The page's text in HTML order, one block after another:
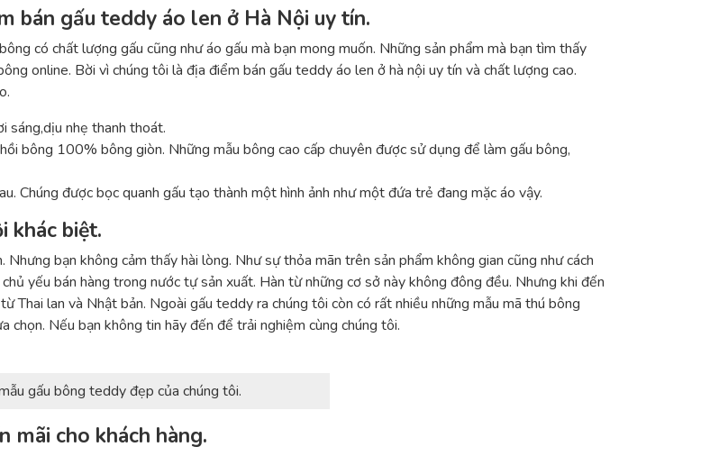
bán gấu teddy áo len ở Hà Nội uy tín.
có chất lượng gấu cũng như áo gấu mà bạn mong muốn. Những sản phẩm mà bạn tìm thấy
online. Bời vì chúng tôi là địa điểm bán gấu teddy áo len ở hà nội uy tín và chất lượng cao.
sáng,dịu nhẹ thanh thoát.
bông 100% bông giòn. Những mẫu bông cao cấp chuyên được sử dụng để làm gấu bông,
Chúng được bọc quanh gấu tạo thành một hình ảnh như một đứa trẻ đang mặc áo vậy.
khác biệt.
bạn không cảm thấy hài lòng. Như sự thỏa mãn trên sản phẩm không gian cũng như cách
yếu bán hàng trong nước tự sản xuất. Hàn từ những cơ sở này không đông đều. Nhưng khi đến
lan và Nhật bản. Ngoài gấu teddy ra chúng tôi còn có rất nhiều những mẫu mã thú bông
Nếu bạn không tin hãy đến để trải nghiệm cùng chúng tôi.
gấu bông teddy đẹp của chúng tôi.
mãi cho khách hàng.